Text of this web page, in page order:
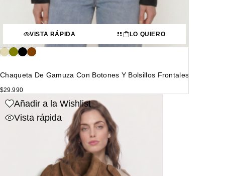
VISTA RÁPIDA LO QUIERO
Chaqueta De Gamuza Con Botones Y Bolsillos Frontales
$29.990
Añadir a la Wishlist
Vista rápida